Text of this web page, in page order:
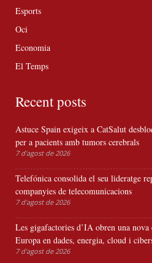
Esports
Oci
Economia
El Temps
Recent posts
Astuce Spain exigeix a CatSalut
per a pacients amb tumors cerebrals
7 d'agost de 2026
Telefónica consolida el seu lideratge
companyies de telecomunicacions
7 d'agost de 2026
Les gigafactories d’IA obren una
Europa en dades, energia, cloud i
7 d'agost de 2026